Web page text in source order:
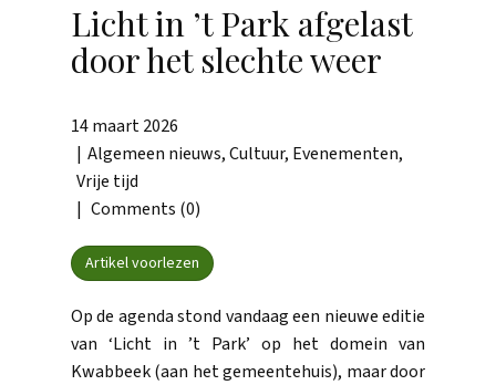
Licht in ’t Park afgelast
door het slechte weer
14 maart 2026
Algemeen nieuws,Cultuur, Evenementen,
Vrije tijd
Comments (0)
Artikel voorlezen
Op de agenda stond vandaag een nieuwe editie
van ‘Licht in ’t Park’ op het domein van
Kwabbeek (aan het gemeentehuis), maar door